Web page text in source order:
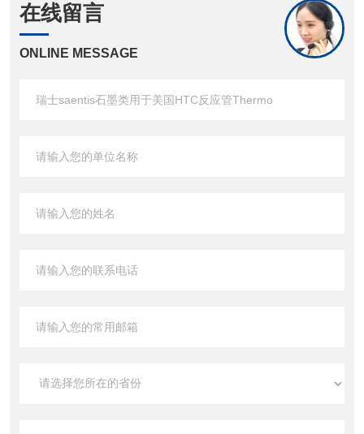
在线留言
ONLINE MESSAGE